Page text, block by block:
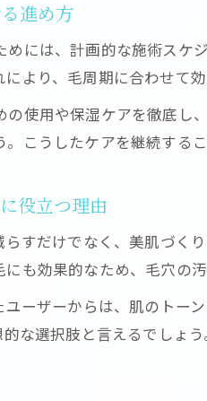
気
進め方
には、計画的な施術スケ
より、毛周期に合わせて
の使用や保湿ケアを徹底し
こうしたケアを継続する
役立つ理由
らすだけでなく、美肌づく
も効果的なため、毛穴の
ーザーからは、肌のトー
な選択肢と言えるでしょう